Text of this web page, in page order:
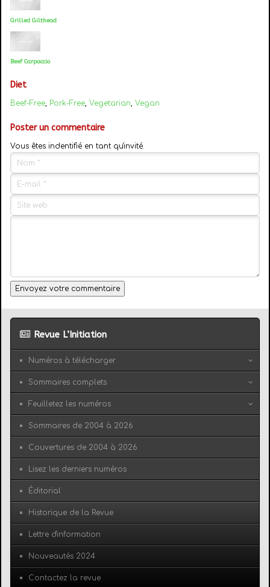
Grilled Gilthead
Beef Carpaccio
Diet
Beef-Free, Pork-Free, Vegetarian, Vegan
Poster un commentaire
Vous êtes indentifié en tant qu'invité.
Envoyez votre commentaire
Revue L’Initiation
Numéros à télécharger
Sommaires complets
Feuilletez les numéros
Sommaires de 2004 à 2026
Couvertures de 2004 à 2026
Lisez les derniers numéros
Éditorial
Historique de la Revue
Lettre d'information
Nouveautés 2024
Contactez la revue